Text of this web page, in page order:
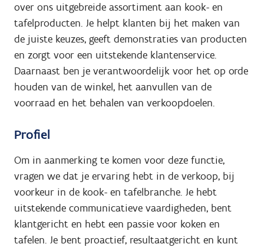
over ons uitgebreide assortiment aan kook- en
tafelproducten. Je helpt klanten bij het maken van
de juiste keuzes, geeft demonstraties van producten
en zorgt voor een uitstekende klantenservice.
Daarnaast ben je verantwoordelijk voor het op orde
houden van de winkel, het aanvullen van de
voorraad en het behalen van verkoopdoelen.
Profiel
Om in aanmerking te komen voor deze functie,
vragen we dat je ervaring hebt in de verkoop, bij
voorkeur in de kook- en tafelbranche. Je hebt
uitstekende communicatieve vaardigheden, bent
klantgericht en hebt een passie voor koken en
tafelen. Je bent proactief, resultaatgericht en kunt